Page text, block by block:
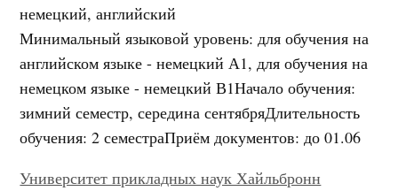
немецкий, английский
Минимальный языковой уровень:для обучения на
английском языке - немецкий А1, для обучения на
немецком языке - немецкий В1Начало обучения:
зимний семестр, середина сентябряДлительность
обучения:2 семестраПриём документов:до 01.06
Университет прикладных наук Хайльбронн